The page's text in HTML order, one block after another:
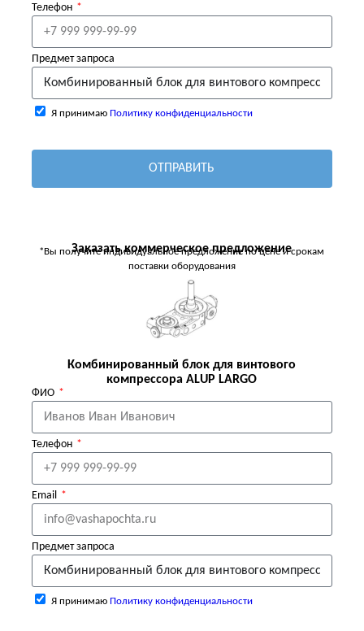
Телефон
Предмет запроса
Я принимаю Политику конфиденциальности
ОТПРАВИТЬ
Заказать коммерческое предложение
*Вы получите индивидуальное предложение по цене и срокам
поставки оборудования
Комбинированный блок для винтового
компрессора ALUP LARGO
ФИО
Телефон
Email
Предмет запроса
Я принимаю Политику конфиденциальности